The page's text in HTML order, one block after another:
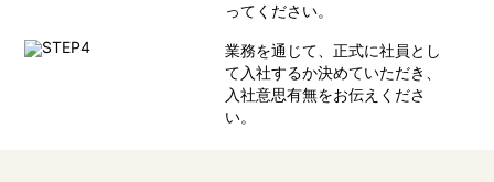
ってください。
業務を通じて、正式に社員とし
て入社するか決めていただき、
入社意思有無をお伝えくださ
い。